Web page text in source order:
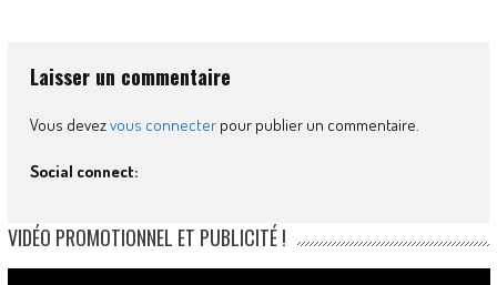
Laisser un commentaire
Vous devezvous connecterpour publier un commentaire.
Social connect:
VIDÉO PROMOTIONNEL ET PUBLICITÉ !